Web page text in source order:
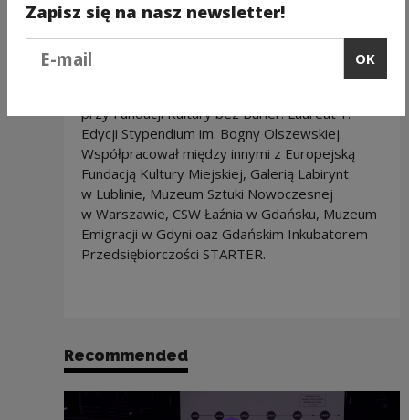
kondycją ze spektrum autyzmu. Asystent osób
z niepełnosprawnościami.
przy Fundacji Kultury bez Barier. Laureat 1.
Edycji Stypendium im. Bogny Olszewskiej.
Współpracował między innymi z Europejską
Fundacją Kultury Miejskiej, Galerią Labirynt
w Lublinie, Muzeum Sztuki Nowoczesnej
w Warszawie, CSW Łaźnia w Gdańsku, Muzeum
Emigracji w Gdyni oaz Gdańskim Inkubatorem
Przedsiębiorczości STARTER.
Recommended
Zapisz się na nasz newsletter!
OK